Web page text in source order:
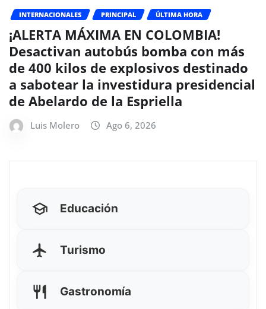
INTERNACIONALES PRINCIPAL ÚLTIMA HORA
¡ALERTA MÁXIMA EN COLOMBIA!
Desactivan autobús bomba con más
de 400 kilos de explosivos destinado
a sabotear la investidura presidencial
de Abelardo de la Espriella
Luis Molero Ago 6, 2026
Educación
Turismo
Gastronomía